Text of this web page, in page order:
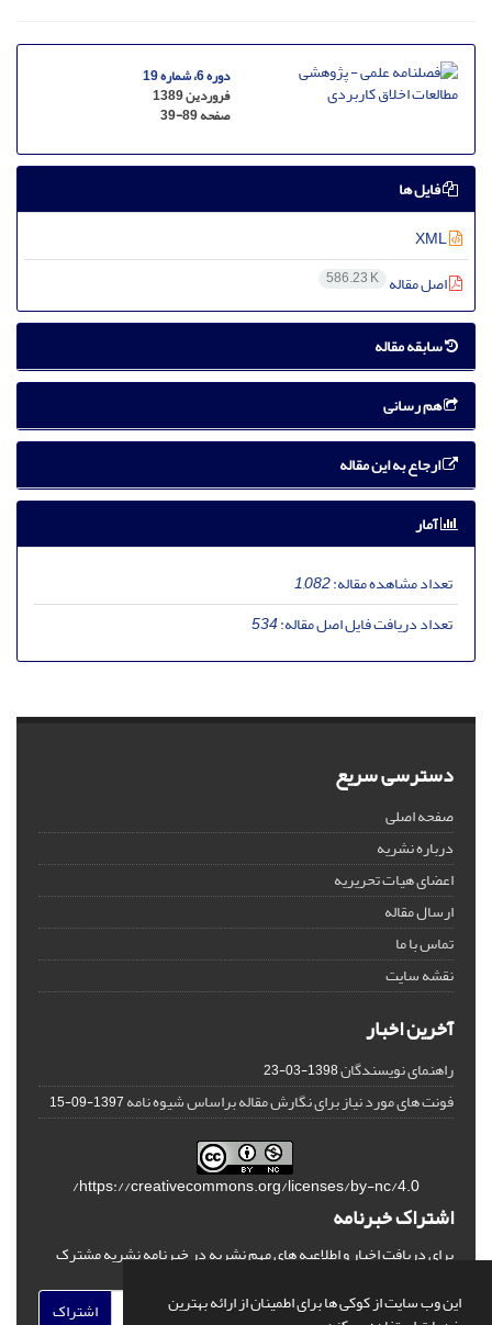
این وب سایت از کوکی ها برای اطمینان از ارائه بهترین
دوره 6، شماره 19
فروردین 1389
صفحه39-89
فایل ها
اصل مقاله 586.23 K
سابقه مقاله
هم رسانی
ارجاع به این مقاله
آمار
تعداد مشاهده مقاله:1,082
تعداد دریافت فایل اصل مقاله:534
دسترسی سریع
صفحه اصلی
درباره نشریه
اعضای هیات تحریریه
ارسال مقاله
تماس با ما
نقشه سایت
آخرین اخبار
راهنمای نویسندگان1398-03-23
فونت های مورد نیاز برای نگارش مقاله براساس شیوه نامه1397-09-15
https://creativecommons.org/licenses/by-nc/4.0/
اشتراک خبرنامه
برای دریافت اخبار و اطلاعیه های مهم نشریه در خبرنامه نشریه مشترک
اشتراک